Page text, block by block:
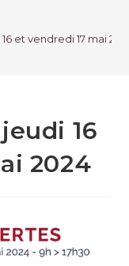
et vendredi 17 mai
16
2024